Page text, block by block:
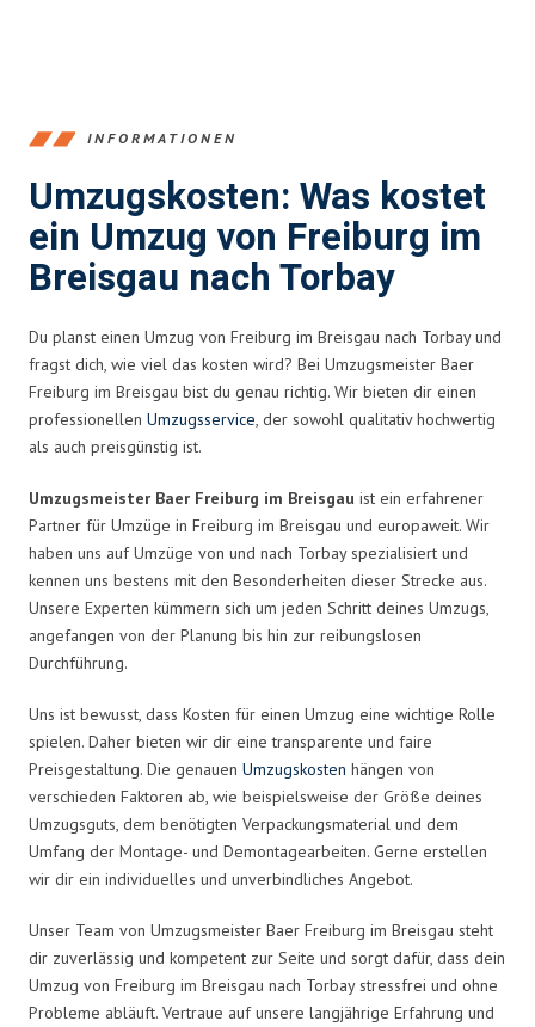
INFORMATIONEN
Umzugskosten: Was kostet
ein Umzug von Freiburg im
Breisgau nach Torbay
Du planst einen Umzug von Freiburg im Breisgau nach Torbay und
fragst dich, wie viel das kosten wird? Bei Umzugsmeister Baer
Freiburg im Breisgau bist du genau richtig. Wir bieten dir einen
professionellen Umzugsservice, der sowohl qualitativ hochwertig
als auch preisgünstig ist.
Umzugsmeister Baer Freiburg im Breisgau ist ein erfahrener
Partner für Umzüge in Freiburg im Breisgau und europaweit. Wir
haben uns auf Umzüge von und nach Torbay spezialisiert und
kennen uns bestens mit den Besonderheiten dieser Strecke aus.
Unsere Experten kümmern sich um jeden Schritt deines Umzugs,
angefangen von der Planung bis hin zur reibungslosen
Durchführung.
Uns ist bewusst, dass Kosten für einen Umzug eine wichtige Rolle
spielen. Daher bieten wir dir eine transparente und faire
Preisgestaltung. Die genauen Umzugskosten hängen von
verschieden Faktoren ab, wie beispielsweise der Größe deines
Umzugsguts, dem benötigten Verpackungsmaterial und dem
Umfang der Montage- und Demontagearbeiten. Gerne erstellen
wir dir ein individuelles und unverbindliches Angebot.
Unser Team von Umzugsmeister Baer Freiburg im Breisgau steht
dir zuverlässig und kompetent zur Seite und sorgt dafür, dass dein
Umzug von Freiburg im Breisgau nach Torbay stressfrei und ohne
Probleme abläuft. Vertraue auf unsere langjährige Erfahrung und